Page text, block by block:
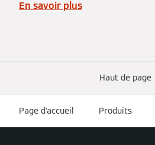
En savoir plus
Haut de page
Page d'accueil Produits